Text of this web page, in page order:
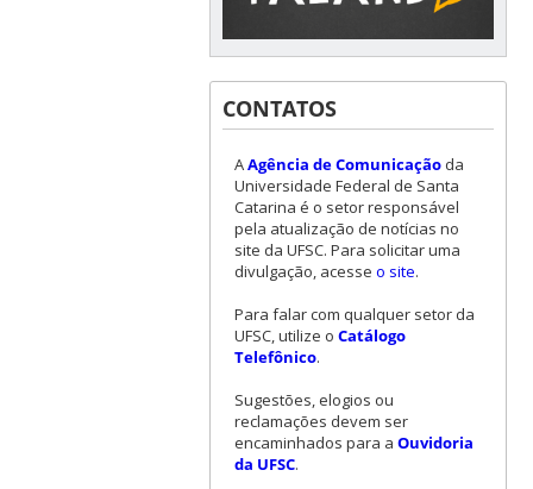
CONTATOS
AAgência de Comunicaçãoda
Universidade Federal de Santa
Catarina é o setor responsável
pela atualização de notícias no
site da UFSC. Para solicitar uma
divulgação, acesse o site.
Para falar com qualquer setor da
UFSC, utilize o Catálogo
Telefônico.
Sugestões, elogios ou
reclamações devem ser
encaminhados para a Ouvidoria
da UFSC.